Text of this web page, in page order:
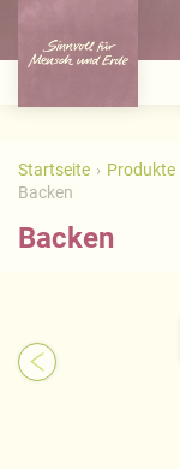
Startseite Produkte
Backen
Backen